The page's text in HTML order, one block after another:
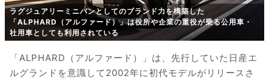
ラグジュアリーミニバンとしてのブランド力を構築した
「ALPHARD（アルファード）」は役所や企業の重役が乗る公用車・
社用車としても利用されている
「ALPHARD（アルファード）」は、先行していた日産エ
ルグランドを意識して2002年に初代モデルがリリースさ